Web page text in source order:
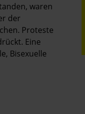
waren
der
Proteste
Eine
Bisexuelle